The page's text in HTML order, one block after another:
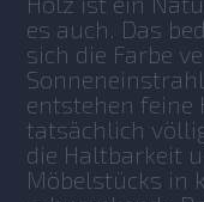
es auch. Das
sich die Farbe
entstehen feine
tatsächlich
die Haltbarkeit
Möbelstücks in